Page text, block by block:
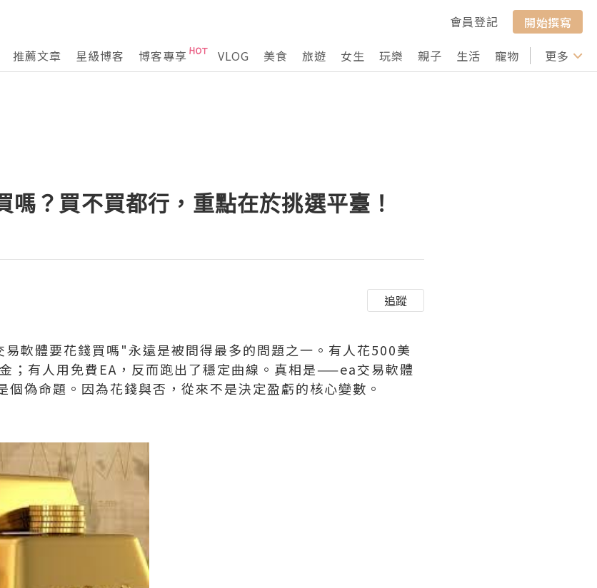
會員登記
開始撰寫
推薦文章 星級博客 博客專享 VLOG 美食 旅遊 女生 玩樂 親子 生活 寵物 行山 打卡
更多
嗎？買不買都行，重點在於挑選平臺！
追蹤
軟體要花錢買嗎"永遠是被問得最多的問題之一。有人花500美
；有人用免費EA，反而跑出了穩定曲線。真相是——ea交易軟體
個偽命題。因為花錢與否，從來不是決定盈虧的核心變數。